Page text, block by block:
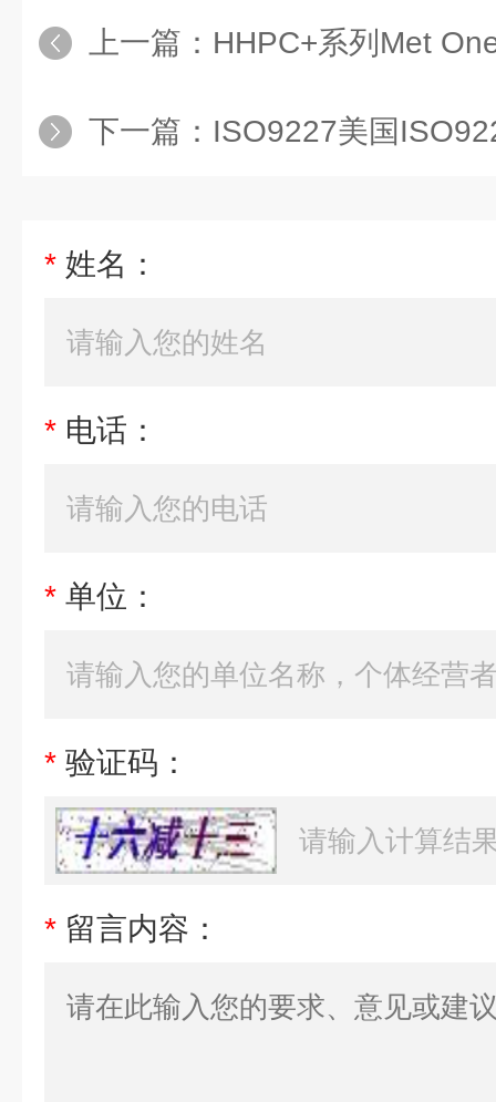
上一篇： HHPC+系列Met One
下一篇： ISO9227美国
* 姓名：
* 电话：
* 单位：
* 验证码：
* 留言内容：